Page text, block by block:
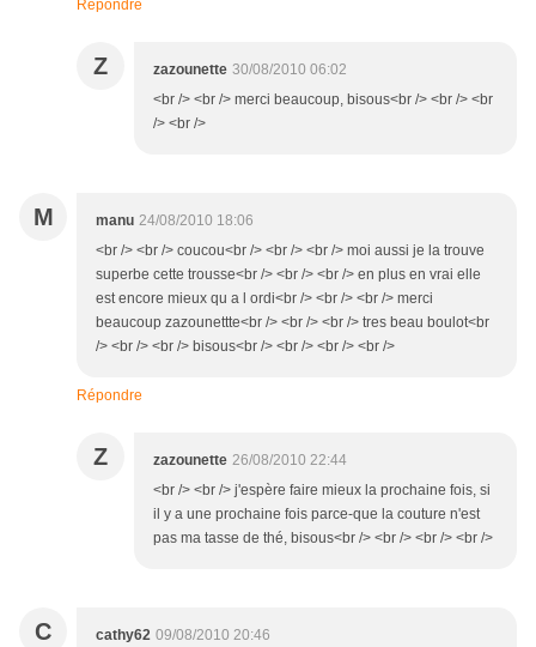
Répondre
Z zazounette 30/08/2010 06:02
<br /> <br /> merci beaucoup, bisous<br /> <br /> <br
/> <br />
M manu 24/08/2010 18:06
<br /> <br /> coucou<br /> <br /> <br /> moi aussi je la trouve
superbe cette trousse<br /> <br /> <br /> en plus en vrai elle
est encore mieux qu a l ordi<br /> <br /> <br /> merci
beaucoup zazounettte<br /> <br /> <br /> tres beau boulot<br
/> <br /> <br /> bisous<br /> <br /> <br /> <br />
Répondre
Z zazounette 26/08/2010 22:44
<br /> <br /> j'espère faire mieux la prochaine fois, si
il y a une prochaine fois parce-que la couture n'est
pas ma tasse de thé, bisous<br /> <br /> <br /> <br />
C cathy62 09/08/2010 20:46